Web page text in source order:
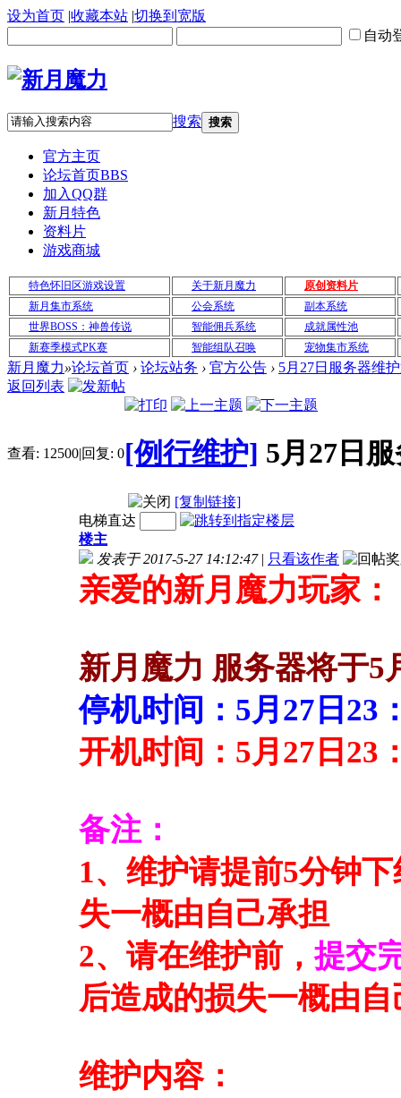
设为首页 |收藏本站 |切换到宽版
自动
搜索 搜索
官方主页
论坛首页BBS
加入QQ群
新月特色
资料片
游戏商城
特色怀旧区游戏设置 关于新月魔力
原创资料片
新月集市系统
公会系统
副本系统
世界BOSS：神兽传说
智能佣兵系统
成就属性池
新赛季模式PK赛
智能组队召唤 宠物集市系统
新月魔力»论坛首页 › 论坛站务 › 官方公告 › 5月27日服务器维
返回列表
查看: 12500|回复: 0[例行维护] 5月27日
[复制链接]
电梯直达
楼主
发表于 2017-5-27 14:12:47 | 只看该作者
亲爱的新月魔力玩家：
新月魔力 服务器将于5
停机时间：5月27日23
开机时间：5月27日23
备注：
1、维护请提前5分钟
失一概由自己承担
2、请在维护前，提交
后造成的损失一概由自
维护内容：